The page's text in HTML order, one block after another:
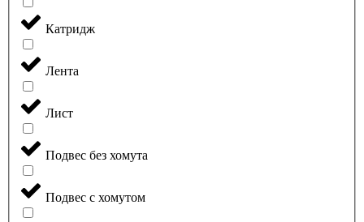
Катридж
Лента
Лист
Подвес без хомута
Подвес с хомутом